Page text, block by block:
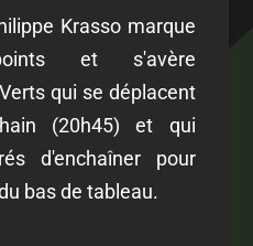
Krasso marque
et s'avère
qui se déplacent
(20h45) et qui
d'enchaîner pour
bas de tableau.